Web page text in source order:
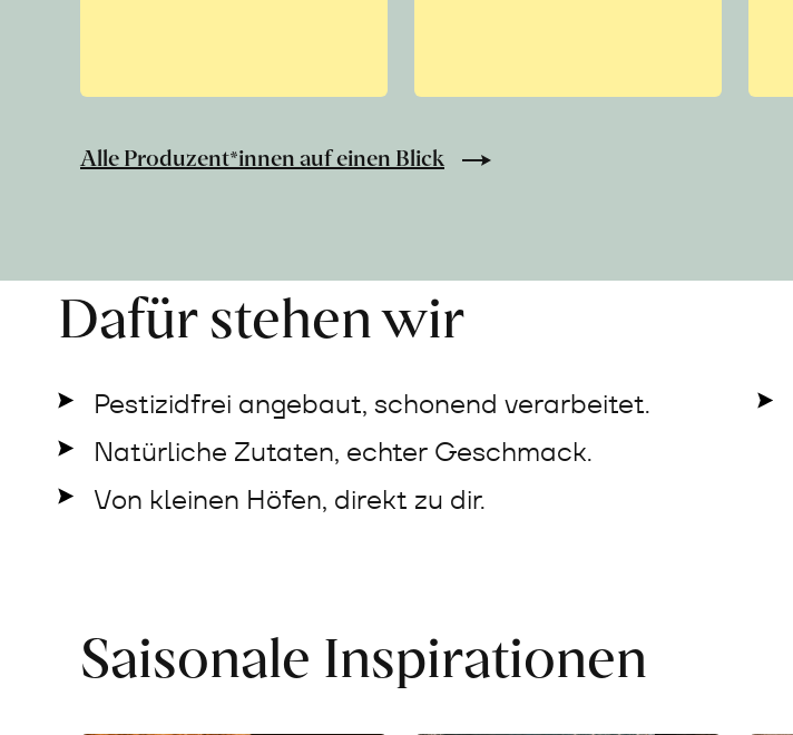
Alle Produzent*innen auf einen Blick
Dafür stehen wir
Pestizidfrei angebaut, schonend verarbeitet.
Natürliche Zutaten, echter Geschmack.
Von kleinen Höfen, direkt zu dir.
Saisonale Inspirationen